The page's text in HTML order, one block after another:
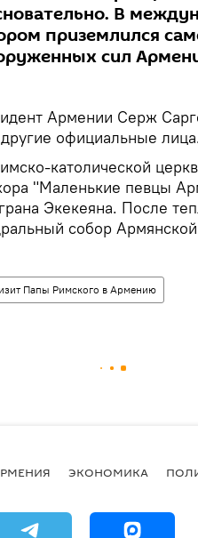
В
приземлился
сил
Армении Серж
официальные
католической
"Маленькие певцы
Экекеяна. После
собор
Папы Римского в Армению
ЭКОНОМИКА